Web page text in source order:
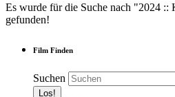
Es wurde für die Suche nach "2024
gefunden!
Film Finden
Suchen